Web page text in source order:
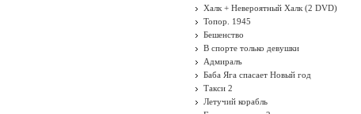
Халк + Невероятный Халк (2 DVD)
Топор. 1945
Бешенство
В спорте только девушки
Адмиралъ
Баба Яга спасает Новый год
Такси 2
Летучий корабль